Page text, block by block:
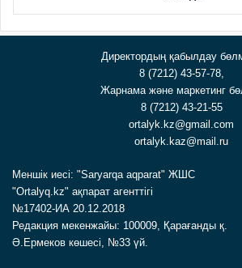
Директордың қабылдау
8 (7212) 43-57-78,
Жарнама және маркетинг
8 (7212) 43-21-55
ortalyk.kz@gmail.com
ortalyk.kaz@mail.ru
Меншік иесі: "Saryarqa aqparat" ЖШС
"Ortalyq.kz" ақпарат агенттігі
№17402-ИА 20.12.2018
Редакция мекенжайы: 100009, Қарағанды қ.
Ә.Ермеков көшесі, №33 үй.